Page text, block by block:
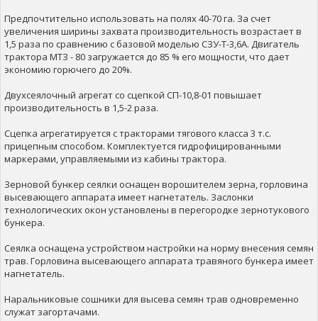
Предпочтительно использовать на полях 40-70 га. За счет
увеличения ширины захвата производительность возрастает в
1,5 раза по сравнению с базовой моделью СЗУ-Т-3,6А. Двигатель
трактора МТЗ - 80 загружается до 85 % его мощности, что дает
экономию горючего до 20%.
Двухсеялочный агрегат со сцепкой СП-10,8-01 повышает
производительность в 1,5-2 раза.
Сцепка агрегатируется с тракторами тягового класса 3 т.с.
прицепным способом. Комплектуется гидрофицированными
маркерами, управляемыми из кабины трактора.
Зерновой бункер сеялки оснащен ворошителем зерна, горловина
высевающего аппарата имеет нагнетатель. Заслонки
технологических окон установлены в перегородке зернотукового
бункера.
Сеялка оснащена устройством настройки на норму внесения семян
трав. Горловина высевающего аппарата травяного бункера имеет
нагнетатель.
Наральниковые сошники для высева семян трав одновременно
служат загортачами.